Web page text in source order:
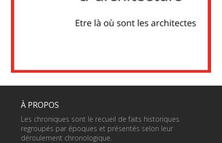
À PROPOS
Les chroniques sont le recueil de faits historiques
regroupés par époques et présentés selon leur
déroulement chronologique.